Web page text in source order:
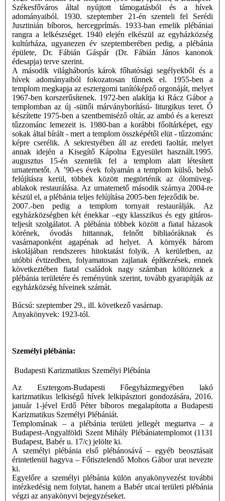
Székesfőváros által nyújtott támogatásból és a hívek
adományaiból. 1930. szeptember 21-én szenteli fel Serédi
Jusztinián bíboros, hercegprímás. 1933-ban emelik plébániai
rangra a lelkészséget. 1940 elején elkészül az egyházközség
kultúrháza, ugyanezen év szeptemberében pedig, a plébánia
épülete, Dr. Fábián Gáspár (Dr. Fábián János kanonok
édesapja) terve szerint.
A második világháborús károk főhatósági segélyekből és a
hívek adományaiból fokozatosan tűnnek el. 1955-ben a
templom megkapja az esztergomi tanítóképző orgonáját, melyet
1967-ben korszerűsítenek. 1972-ben alakítja ki Rácz Gábor a
templomban az új -süttői márványborítású- liturgikus teret. Ő
készítette 1975-ben a szentbemiséző oltár, az ambó és a kereszt
tűzzománc lemezeit is. 1980-ban a korábbi főoltárképet, egy
sokak által bírált - mert a templom összképétől elüt - tűzzománc
képre cserélik. A sekrestyében áll az eredeti faoltár, melyet
annak idején a Kisegítő Kápolna Egyesület használt.1995.
augusztus 15-én szentelik fel a templom alatt létesített
urnatemetőt. A ’90-es évek folyamán a templom külső, belső
felújításra kerül, többek között megtörténik az ólomüveg-
ablakok restaurálása. Az urnatemető második szárnya 2004-re
készül el, a plébánia teljes felújítása 2005-ben fejeződik be.
2007.-ben pedig a templom tornyait restaurálják. Az
egyházközségben két énekkar –egy klasszikus és egy gitáros-
teljesít szolgálatot. A plébánia többek között a fiatal házasok
körének, óvodás hittannak, felnőtt bibliaóráknak és
vasárnaponként agapénak ad helyet. A környék három
iskolájában rendszeres hitoktatást folyik. A kerületben, az
utóbbi évtizedben, folyamatosan zajlanak építkezések, ennek
következtében fiatal családok nagy számban költöznek a
plébánia területére és reményünk szerint, tovább gyarapítják az
egyházközség híveinek számát.
Búcsú: szeptember 29., ill. következő vasárnap.
Anyakönyvek: 1923-tól.
Személyi plébánia:
Budapesti Karizmatikus Személyi Plébánia
Az Esztergom-Budapesti Főegyházmegyében lakó
karizmatikus lelkiségű hívek lelkipásztori gondozására, 2016.
január 1-jével Erdő Péter bíboros megalapította a Budapesti
Karizmatikus Személyi Plébániát.
Templomának – a plébánia területi jellegét megtartva – a
Budapest-Angyalföldi Szent Mihály Plébániatemplomot (1131
Budapest, Babér u. 17/c) jelölte ki.
A személyi plébánia első plébánosává – egyéb beosztásait
érintetlenül hagyva – Főtisztelendő Mohos Gábor urat nevezte
ki.
Egyelőre a személyi plébánia külön anyakönyvezést további
intézkedésig nem folytat, hanem a Babér utcai területi plébánia
végzi az anyakönyvi bejegyzéseket.